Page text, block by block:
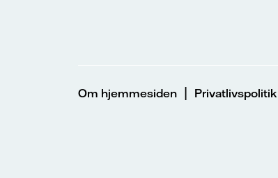
Om hjemmesiden | Privatlivspolitik